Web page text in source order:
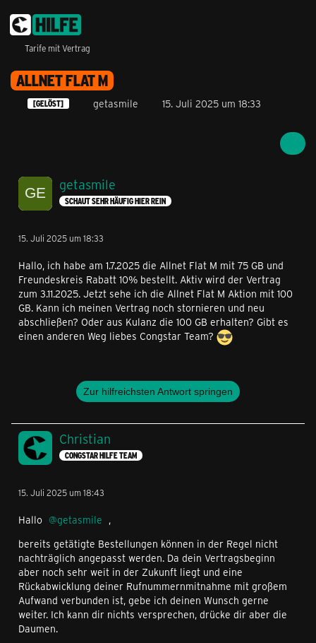
Tarife mit Vertrag
ALLNET FLAT M
[GELÖST] getasmile 15. Juli 2025 um 18:33
getasmile
SCHAUT SEHR HÄUFIG HIER REIN
15. Juli 2025 um 18:33
Hallo, ich habe am 1.7.2025 die Allnet Flat M mit 75 GB und
Freundeskreis Rabatt 10% bestellt. Aktiv wird der Vertrag
zum 3.11.2025. Jetzt sehe ich die Allnet Flat M Aktion mit 100
GB. Kann ich meinen Vertrag noch stornieren und neu
abschließen? Oder aus Kulanz die 100 GB erhalten? Gibt es
einen anderen Weg liebes Congstar Team?
Zur hilfreichsten Antwort springen
Christian
CONGSTAR HILFE TEAM
15. Juli 2025 um 18:43
Hallo getasmile ,
bereits getätigte Bestellungen können in der Regel nicht
nachträglich angepasst werden. Da dein Vertragsbeginn
aber noch sehr weit in der Zukunft liegt und eine
Rückabwicklung deiner Rufnummernmitnahme mit großem
Aufwand verbunden ist, gebe ich deinen Wunsch gerne
weiter. Ich kann dir nichts versprechen, drücke dir aber die
Daumen.